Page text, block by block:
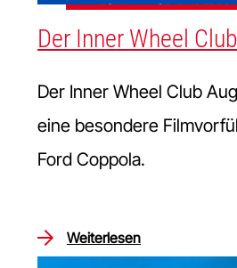
Der Inner Wheel
Der Inner Wheel Club
eine besondere
Ford Coppola.
Weiterlesen